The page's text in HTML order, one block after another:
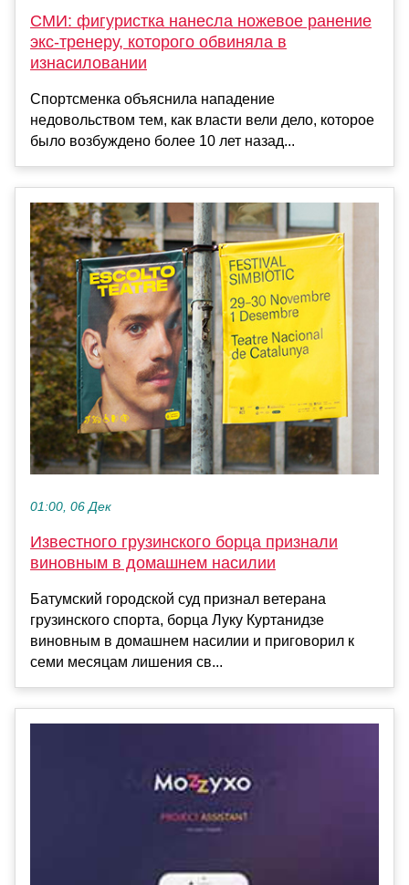
СМИ: фигуристка нанесла ножевое ранение
экс-тренеру, которого обвиняла в
изнасиловании
Спортсменка объяснила нападение
недовольством тем, как власти вели дело, которое
было возбуждено более 10 лет назад...
01:00, 06 Дек
Известного грузинского борца признали
виновным в домашнем насилии
Батумский городской суд признал ветерана
грузинского спорта, борца Луку Куртанидзе
виновным в домашнем насилии и приговорил к
семи месяцам лишения св...